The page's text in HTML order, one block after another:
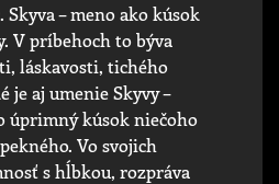
– meno ako kúsok
V príbehoch to býva
láskavosti, tichého
je aj umenie Skyvy –
úprimný kúsok niečoho
Vo svojich
s hĺbkou, rozpráva